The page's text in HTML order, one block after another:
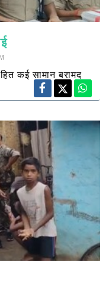
कई सामान बरामद